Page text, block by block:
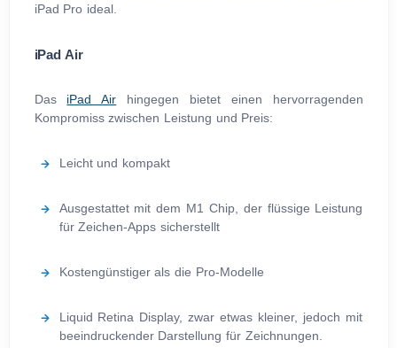
iPad Pro ideal.
iPad Air
Das iPad Air hingegen bietet einen hervorragenden
Kompromiss zwischen Leistung und Preis:
Leicht und kompakt
Ausgestattet mit dem M1 Chip, der flüssige Leistung
für Zeichen-Apps sicherstellt
Kostengünstiger als die Pro-Modelle
Liquid Retina Display, zwar etwas kleiner, jedoch mit
beeindruckender Darstellung für Zeichnungen.